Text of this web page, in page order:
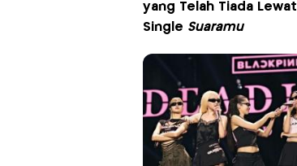
yang Telah Tiada Lewat
Single Suaramu